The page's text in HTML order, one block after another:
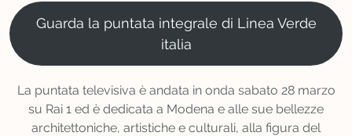
Guarda la puntata integrale di Linea Verde
italia
La puntata televisiva è andata in onda sabato 28 marzo
su Rai 1 ed è dedicata a Modena e alle sue bellezze
architettoniche, artistiche e culturali, alla figura del